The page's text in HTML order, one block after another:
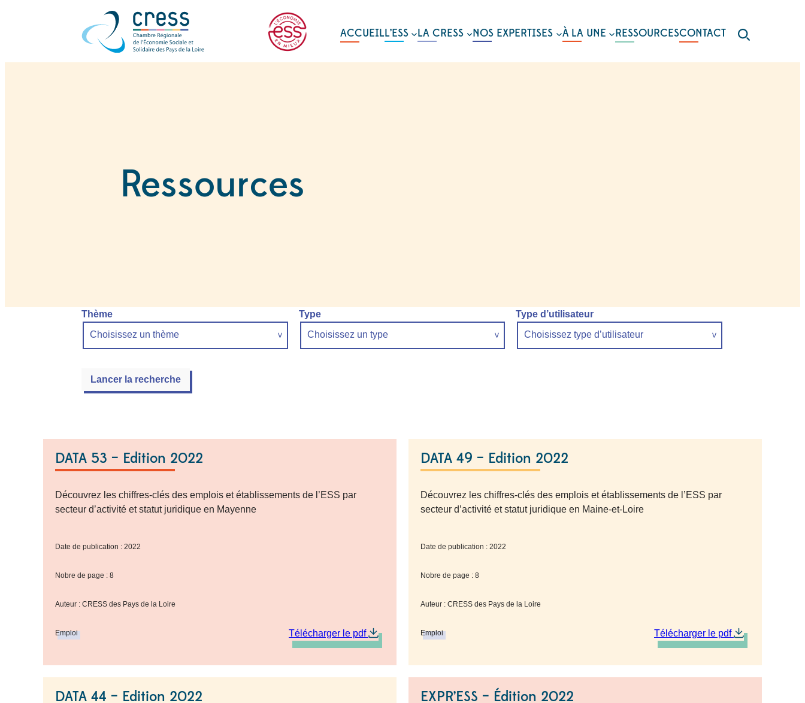
ACCUEILL’ESS LA CRESS NOS EXPERTISES À LA UNE RESSOURCESCONTACT
Ressources
Thème
Choisissez un thème
Type
Choisissez un type
Type d’utilisateur
Choisissez type d’utilisateur
DATA 53 – Edition 2022
Découvrez les chiffres-clés des emplois et établissements de l’ESS par
secteur d’activité et statut juridique en Mayenne
Date de publication : 2022
Nobre de page : 8
Auteur : CRESS des Pays de la Loire
Emploi Télécharger le pdf
DATA 49 – Edition 2022
Découvrez les chiffres-clés des emplois et établissements de l’ESS par
secteur d’activité et statut juridique en Maine-et-Loire
Date de publication : 2022
Nobre de page : 8
Auteur : CRESS des Pays de la Loire
Emploi Télécharger le pdf
DATA 44 – Edition 2022 EXPR’ESS – Édition 2022